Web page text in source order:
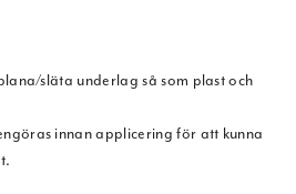
släta underlag så som plast och
innan applicering för att kunna